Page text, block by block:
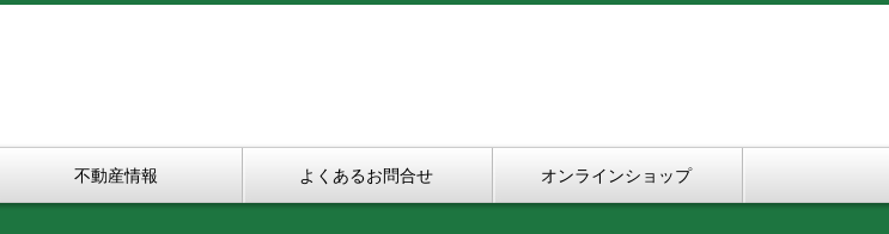
不動産情報 よくあるお問合せ オンラインショップ